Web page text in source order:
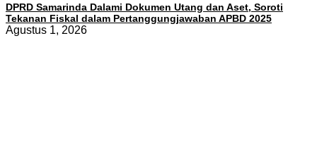
DPRD Samarinda Dalami Dokumen Utang dan Aset, Soroti
Tekanan Fiskal dalam Pertanggungjawaban APBD 2025
Agustus 1, 2026